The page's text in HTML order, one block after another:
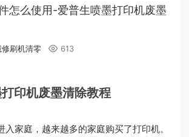
怎么使用-爱普生喷墨打印机废墨
刷机清零 613
印机废墨清除教程
入家庭，越来越多的家庭购买了打印机。